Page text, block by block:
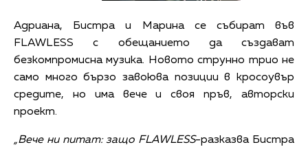
Адриана, Бистра и Марина се събират във
FLAWLESS с обещанието да създават
безкомпромисна музика. Новото струнно трио не
само много бързо завоюва позиции в кросоувър
средите, но има вече и своя пръв, авторски
проект.
„Вече ни питат: защо FLAWLESS-разказва Бистра